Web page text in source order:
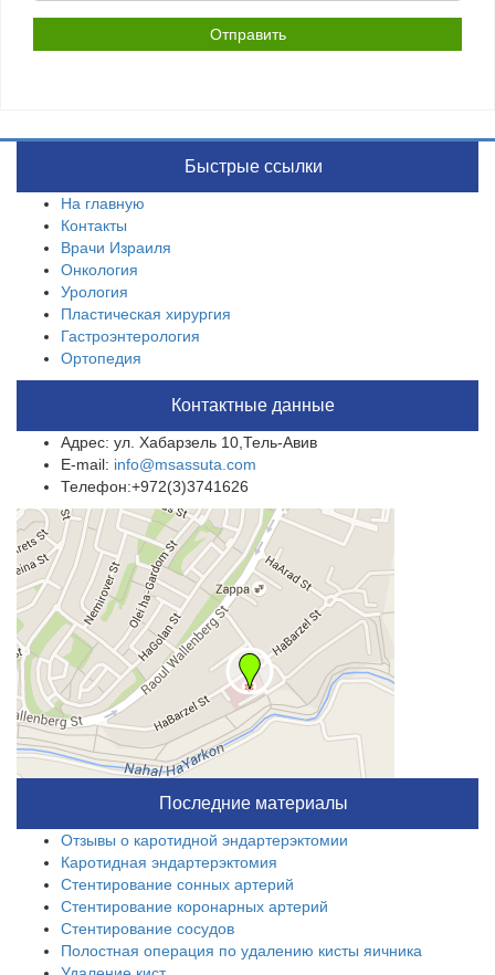
Быстрые ссылки
На главную
Контакты
Врачи Израиля
Онкология
Урология
Пластическая хирургия
Гастроэнтерология
Ортопедия
Контактные данные
Адрес: ул. Хабарзель 10,Тель-Авив
E-mail: info@msassuta.com
Телефон:+972(3)3741626
Последние материалы
Отзывы о каротидной эндартерэктомии
Каротидная эндартерэктомия
Стентирование сонных артерий
Стентирование коронарных артерий
Стентирование сосудов
Полостная операция по удалению кисты яичника